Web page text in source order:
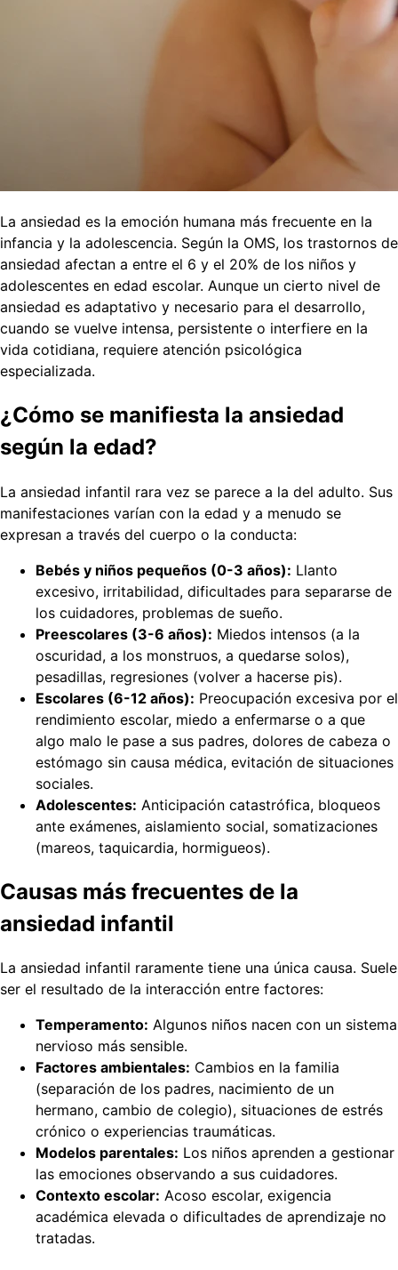
La ansiedad es la emoción humana más frecuente en la
infancia y la adolescencia. Según la OMS, los trastornos de
ansiedad afectan a entre el 6 y el 20% de los niños y
adolescentes en edad escolar. Aunque un cierto nivel de
ansiedad es adaptativo y necesario para el desarrollo,
cuando se vuelve intensa, persistente o interfiere en la
vida cotidiana, requiere atención psicológica
especializada.
¿Cómo se manifiesta la ansiedad
según la edad?
La ansiedad infantil rara vez se parece a la del adulto. Sus
manifestaciones varían con la edad y a menudo se
expresan a través del cuerpo o la conducta:
Bebés y niños pequeños (0-3 años): Llanto
excesivo, irritabilidad, dificultades para separarse de
los cuidadores, problemas de sueño.
Preescolares (3-6 años): Miedos intensos (a la
oscuridad, a los monstruos, a quedarse solos),
pesadillas, regresiones (volver a hacerse pis).
Escolares (6-12 años): Preocupación excesiva por el
rendimiento escolar, miedo a enfermarse o a que
algo malo le pase a sus padres, dolores de cabeza o
estómago sin causa médica, evitación de situaciones
sociales.
Adolescentes: Anticipación catastrófica, bloqueos
ante exámenes, aislamiento social, somatizaciones
(mareos, taquicardia, hormigueos).
Causas más frecuentes de la
ansiedad infantil
La ansiedad infantil raramente tiene una única causa. Suele
ser el resultado de la interacción entre factores:
Temperamento: Algunos niños nacen con un sistema
nervioso más sensible.
Factores ambientales: Cambios en la familia
(separación de los padres, nacimiento de un
hermano, cambio de colegio), situaciones de estrés
crónico o experiencias traumáticas.
Modelos parentales: Los niños aprenden a gestionar
las emociones observando a sus cuidadores.
Contexto escolar: Acoso escolar, exigencia
académica elevada o dificultades de aprendizaje no
tratadas.